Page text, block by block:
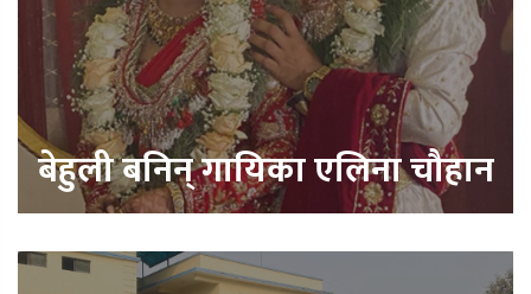
बेहुली बनिन् गायिका एलिना चौहान